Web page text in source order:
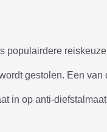
populairdere
gestolen. Een van
in op anti-